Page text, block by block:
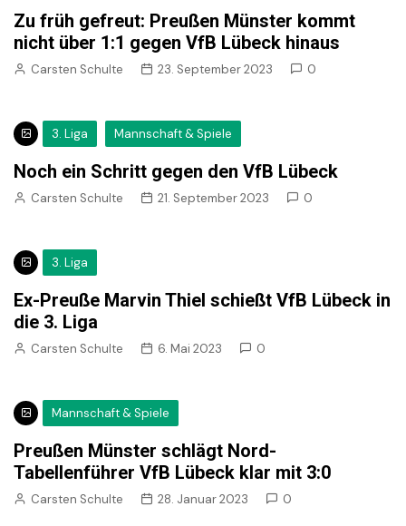
Zu früh gefreut: Preußen Münster kommt
nicht über 1:1 gegen VfB Lübeck hinaus
Carsten Schulte 23. September 2023 0
3. Liga Mannschaft & Spiele
Noch ein Schritt gegen den VfB Lübeck
Carsten Schulte 21. September 2023 0
3. Liga
Ex-Preuße Marvin Thiel schießt VfB Lübeck in
die 3. Liga
Carsten Schulte 6. Mai 2023 0
Mannschaft & Spiele
Preußen Münster schlägt Nord-
Tabellenführer VfB Lübeck klar mit 3:0
Carsten Schulte 28. Januar 2023 0